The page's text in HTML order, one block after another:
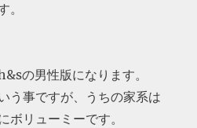
。
の男性版になります。
う事ですが、うちの家系は
ボリューミーです。